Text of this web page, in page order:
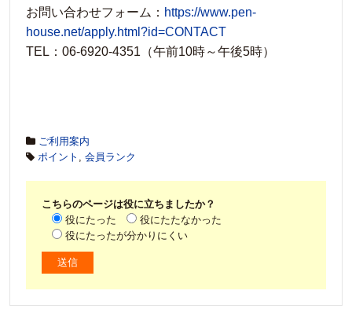
お問い合わせフォーム： https://www.pen-
house.net/apply.html?id=CONTACT
TEL：06-6920-4351（午前10時～午後5時）
ご利用案内
ポイント
会員ランク
こちらのページは役に立ちましたか？
役にたった
役にたたなかった
役にたったが分かりにくい